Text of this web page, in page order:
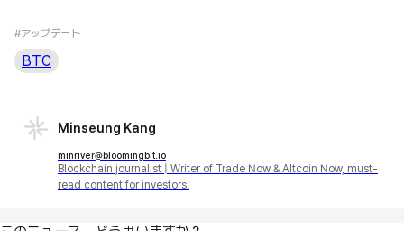
#アップデート
BTC
Minseung Kang
minriver@bloomingbit.io
Blockchain journalist | Writer of Trade Now & Altcoin Now, must-
read content for investors.